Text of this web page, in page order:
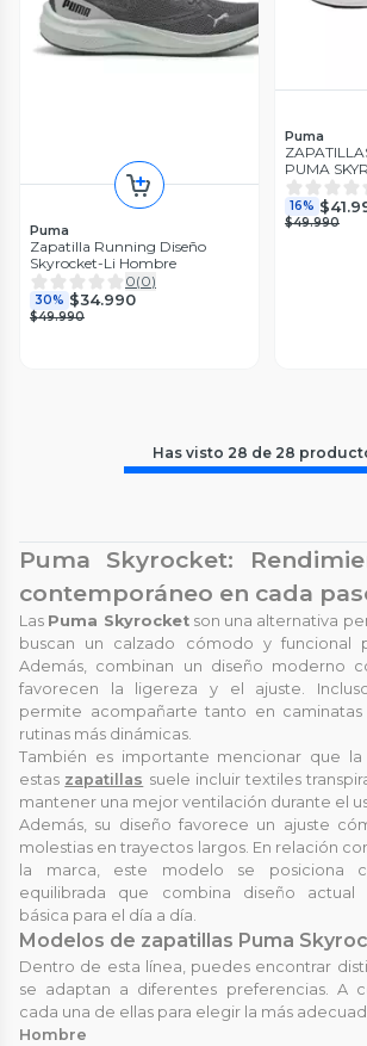
Puma
Zapatilla Running Diseño
Skyrocket-Li Hombre
0(0)
30% $34.990
$49.990
Puma
PUMA
MUJER |
16%
$49.990
Has visto 28 de 28
Puma Skyrocket:
contemporáneo en cada
Las Puma Skyrocketson una alternativa
buscan un calzado cómodo y funcional
Además, combinan un diseño moderno
favorecen la ligereza y el ajuste.
permite acompañarte tanto en
rutinas más dinámicas.
También es importante mencionar que
estas zapatillas suele incluir textiles
mantener una mejor ventilación durante el
Además, su diseño favorece un ajuste
molestias en trayectos largos. En relación
la marca, este modelo se posiciona
equilibrada que combina diseño actual
básica para el día a día.
Modelos de zapatillas Puma
Dentro de esta línea, puedes encontrar
se adaptan a diferentes preferencias. A
cada una de ellas para elegir la más
Hombre